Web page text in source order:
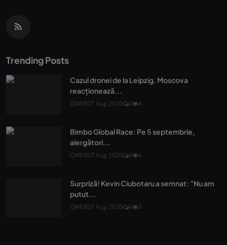
Trending Posts
Cazul dronei de la Leipzig. Moscova
reacționează...
QWER07 Aug 2026 0 4
Bimbo Global Race: Pe 5 septembrie,
alergători...
QWER07 Aug 2026 0 4
Surpriză! Kevin Ciubotaru a semnat: ”Nu am
putut...
QWER07 Aug 2026 0 3